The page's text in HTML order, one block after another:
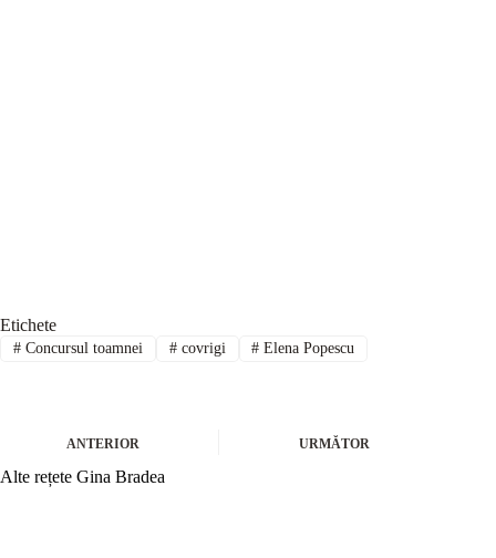
Etichete
#Concursul toamnei #covrigi # Elena Popescu
ANTERIOR URMĂTOR
Alte rețete Gina Bradea